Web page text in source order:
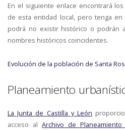
En el siguiente enlace encontrará
de esta entidad local, pero tenga
podrá no existir histórico o podrán
nombres históricos coincidentes.
Evolución de la población de Santa
Planeamiento
La Junta de Castilla y León
acceso al Archivo de Planeamiento